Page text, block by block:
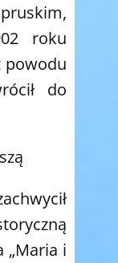
roku
powodu
do
„Maria i